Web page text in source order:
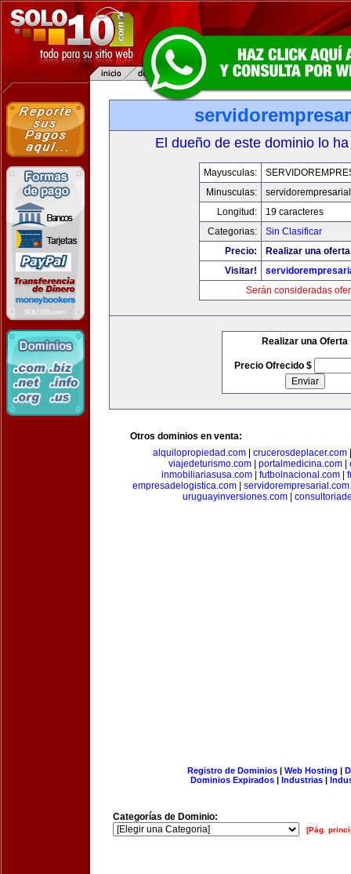
El dueño de este dominio lo
Mayusculas:
Minusculas:
Longitud:
19 caracteres
Categorias:
Sin Clasificar
Precio:
Realizar una
Visitar!
Serán consideradas
Realizar una Oferta
Precio Ofrecido $
Otros dominios en venta:
alquilopropiedad.com| crucerosdeplacer.com
viajedeturismo.com
portalmedicina.com
inmobiliariasusa.com| futbolnacional.com|
empresadelogistica.com| servidorempresarial.com
uruguayinversiones.com
Registro de Dominios| Web Hosting |
Dominios Expirados | Industrias |
Categorías de Dominio:
[Pág.